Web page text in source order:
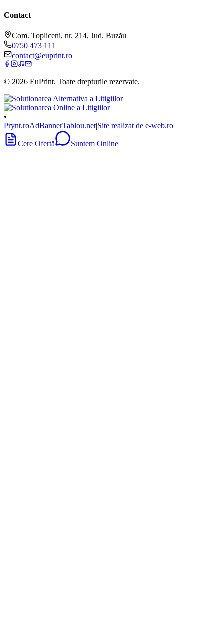
Contact
Com. Topliceni, nr. 214, Jud. Buzău
0750 473 111
contact@euprint.ro
© 2026 EuPrint. Toate drepturile rezervate.
•
Prynt.roAdBannerTablou.net|Site realizat de e-web.ro
Cere Ofertă Suntem Online